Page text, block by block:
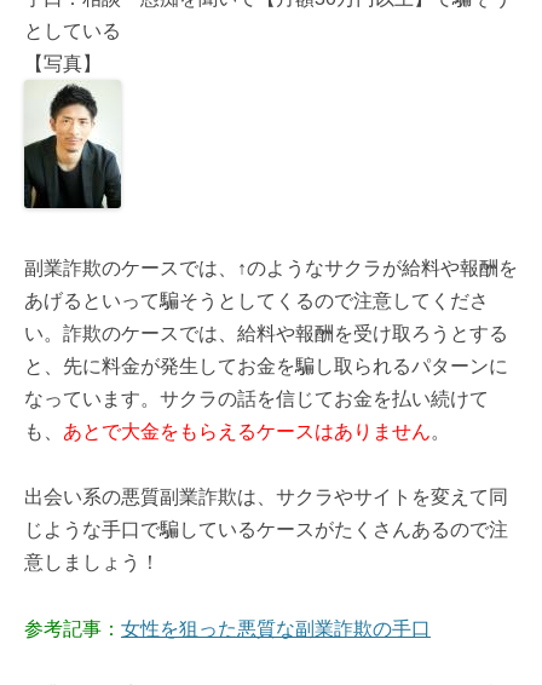
としている
【写真】
副業詐欺のケースでは、↑のようなサクラが給料や報酬を
あげるといって騙そうとしてくるので注意してくださ
い。詐欺のケースでは、給料や報酬を受け取ろうとする
と、先に料金が発生してお金を騙し取られるパターンに
なっています。サクラの話を信じてお金を払い続けて
も、 あとで大金をもらえるケースはありません。
出会い系の悪質副業詐欺は、サクラやサイトを変えて同
じような手口で騙しているケースがたくさんあるので注
意しましょう！
参考記事： 女性を狙った悪質な副業詐欺の手口